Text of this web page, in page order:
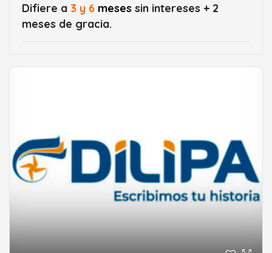
Difiere a 3 y 6 meses sin intereses + 2
meses de gracia.